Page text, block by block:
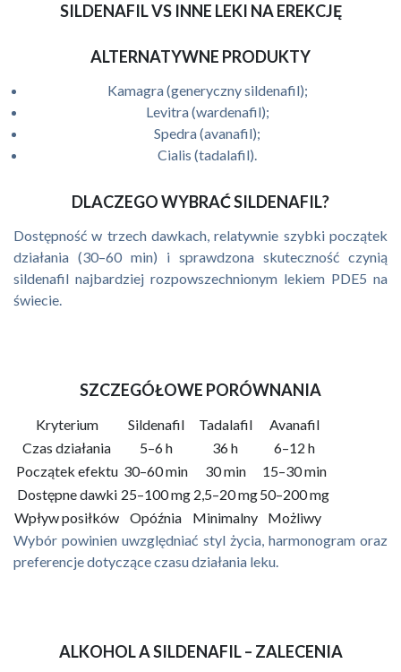
SILDENAFIL VS INNE LEKI NA EREKCJĘ
ALTERNATYWNE PRODUKTY
Kamagra (generyczny sildenafil);
Levitra (wardenafil);
Spedra (avanafil);
Cialis (tadalafil).
DLACZEGO WYBRAĆ SILDENAFIL?
Dostępność w trzech dawkach, relatywnie szybki początek
działania (30–60 min) i sprawdzona skuteczność czynią
sildenafil najbardziej rozpowszechnionym lekiem PDE5 na
świecie.
SZCZEGÓŁOWE PORÓWNANIA
Kryterium Sildenafil Tadalafil
Avanafil
Czas działania
5–6 h 36 h
6–12 h
Początek efektu 30–60 min 30 min
15–30 min
Dostępne dawki 25–100 mg 2,5–20 mg50–200 mg
Wpływ posiłków
Opóźnia Minimalny
Możliwy
Wybór powinien uwzględniać styl życia, harmonogram oraz
preferencje dotyczące czasu działania leku.
ALKOHOL A SILDENAFIL – ZALECENIA